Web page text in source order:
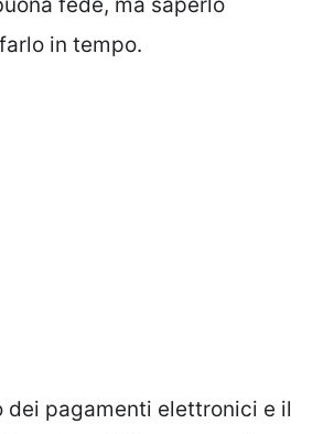
fede, ma saperlo
in tempo.
dei pagamenti elettronici e il